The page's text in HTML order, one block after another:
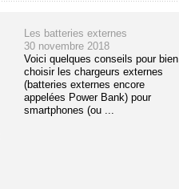
Les batteries externes
30 novembre 2018
Voici quelques conseils pour bien
choisir les chargeurs externes
(batteries externes encore
appelées Power Bank) pour
smartphones (ou ...